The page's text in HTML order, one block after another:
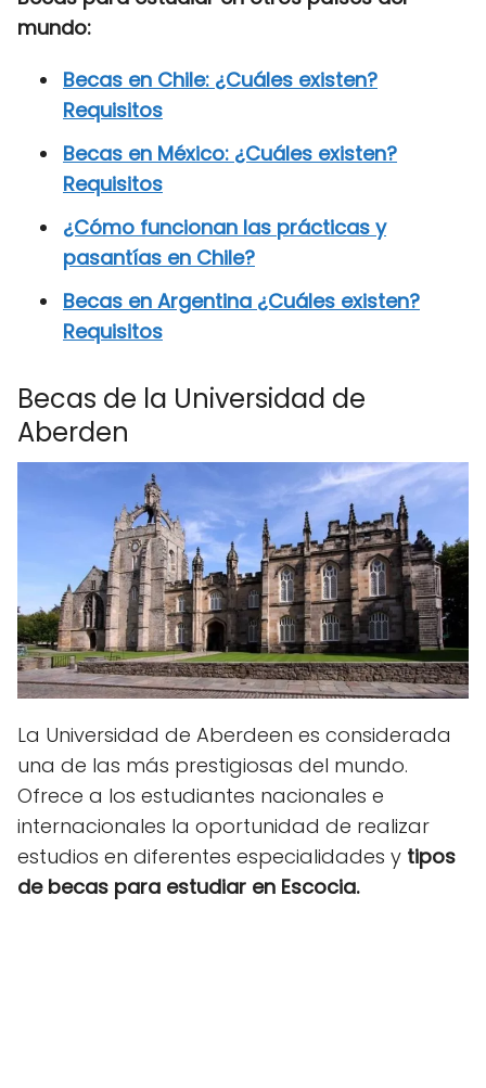
mundo:
Becas en Chile: ¿Cuáles existen?
Requisitos
Becas en México: ¿Cuáles existen?
Requisitos
¿Cómo funcionan las prácticas y
pasantías en Chile?
Becas en Argentina ¿Cuáles existen?
Requisitos
Becas de la Universidad de
Aberden
La Universidad de Aberdeen es considerada
una de las más prestigiosas del mundo.
Ofrece a los estudiantes nacionales e
internacionales la oportunidad de realizar
estudios en diferentes especialidades y tipos
de becas para estudiar en Escocia.